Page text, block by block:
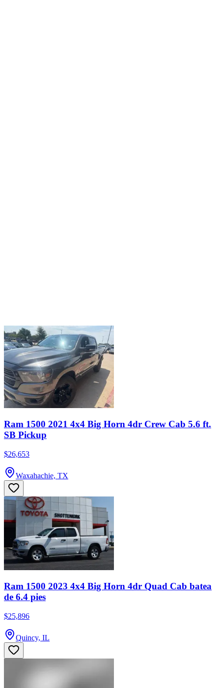
Ram 1500 2021 4x4 Big Horn 4dr Crew Cab 5.6 ft.
SB Pickup
$26,653
Waxahachie, TX
Ram 1500 2023 4x4 Big Horn 4dr Quad Cab batea
de 6.4 pies
$25,896
Quincy, IL